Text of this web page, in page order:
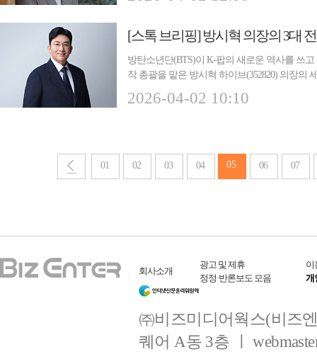
방탄소년단(BTS)이 K-팝의 새로운 역사를 쓰
작 총괄을 맡은 방시혁 하이브(352820) 의장의
2026-04-02 10:10
01 02 03 04 05 06 07
회사소개
광고 및 제휴
정정·반론보도 모음
이
개
㈜비즈미디어웍스(비즈
퀘어 A동 3층 ㅣ